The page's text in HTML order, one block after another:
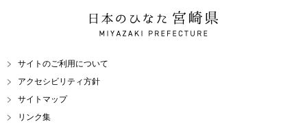
日本のひなた 宮崎県
MIYAZAKI PREFECTURE
サイトのご利用について
アクセシビリティ方針
サイトマップ
リンク集